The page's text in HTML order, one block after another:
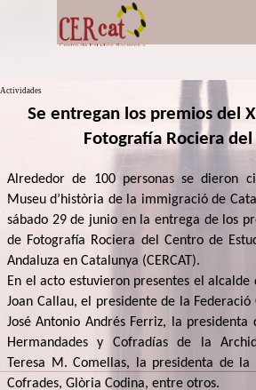
Actividades
Se entregan los premios del
Fotografía Rociera del
Alrededor de 100 personas se dieron
Museu d’història de la immigració de
sábado 29 de junio en la entrega de los
de Fotografía Rociera del Centro de
Andaluza en Catalunya (CERCAT).
En el acto estuvieron presentes el alcalde
Joan Callau, el presidente de la
José Antonio Andrés Ferriz, la presidenta
Hermandades y Cofradías de la
Teresa M. Comellas, la presidenta de la
Cofrades, Glòria Codina, entre otros.